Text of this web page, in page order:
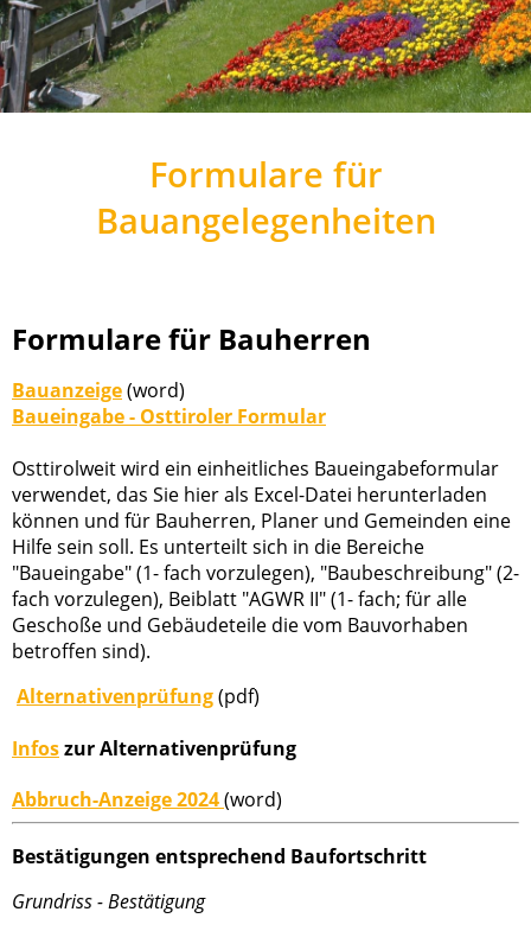
Formulare für
Bauangelegenheiten
Formulare für Bauherren
Bauanzeige(word)
Baueingabe - Osttiroler Formular
Osttirolweit wird ein einheitliches Baueingabeformular
verwendet, das Sie hier als Excel-Datei herunterladen
können und für Bauherren, Planer und Gemeinden eine
Hilfe sein soll. Es unterteilt sich in die Bereiche
"Baueingabe" (1- fach vorzulegen), "Baubeschreibung" (2-
fach vorzulegen), Beiblatt "AGWR II" (1- fach; für alle
Geschoße und Gebäudeteile die vom Bauvorhaben
betroffen sind).
Alternativenprüfung(pdf)
Infoszur Alternativenprüfung
Abbruch-Anzeige 2024(word)
Bestätigungen entsprechend Baufortschritt
Grundriss - Bestätigung